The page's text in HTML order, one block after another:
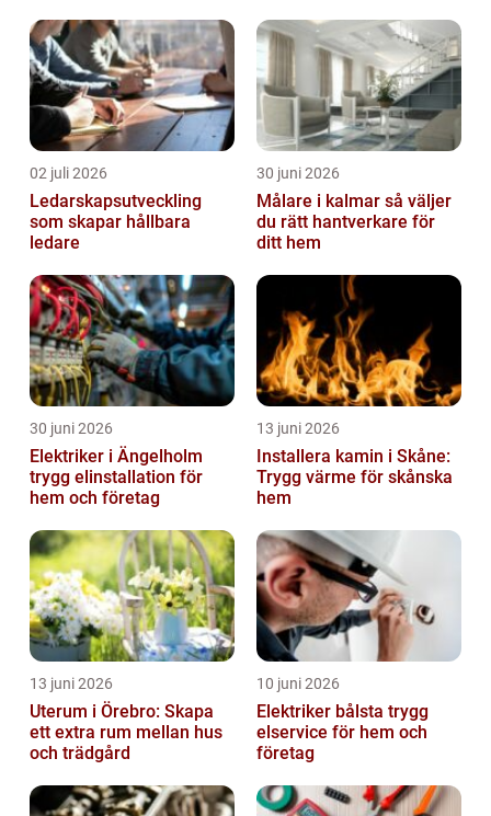
02 juli 2026
Ledarskapsutveckling
som skapar hållbara
ledare
30 juni 2026
Målare i kalmar så väljer
du rätt hantverkare för
ditt hem
30 juni 2026
Elektriker i Ängelholm
trygg elinstallation för
hem och företag
13 juni 2026
Installera kamin i Skåne:
Trygg värme för skånska
hem
13 juni 2026
Uterum i Örebro: Skapa
ett extra rum mellan hus
och trädgård
10 juni 2026
Elektriker bålsta trygg
elservice för hem och
företag